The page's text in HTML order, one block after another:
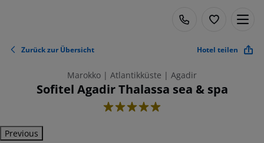
Zurück zur Übersicht Hotel teilen
Marokko | Atlantikküste | Agadir
Sofitel Agadir Thalassa sea & spa
5
Previous